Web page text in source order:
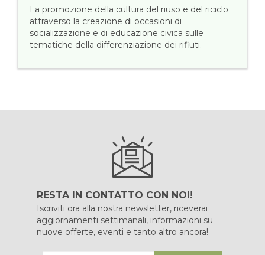
La promozione della cultura del riuso e del riciclo
attraverso la creazione di occasioni di
socializzazione e di educazione civica sulle
tematiche della differenziazione dei rifiuti.
RESTA IN CONTATTO CON NOI!
Iscriviti ora alla nostra newsletter, riceverai
aggiornamenti settimanali, informazioni su
nuove offerte, eventi e tanto altro ancora!